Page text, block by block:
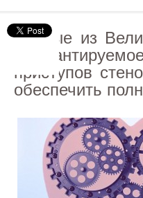
Ученые из
приступов
обеспечить